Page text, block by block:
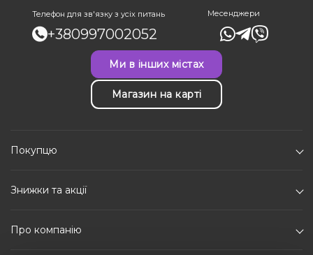
Телефон для зв'язку з усіх питань
+380997002052
Месенджери
Ми в інших містах
Магазин на карті
Покупцю
Знижки та акції
Про компанію